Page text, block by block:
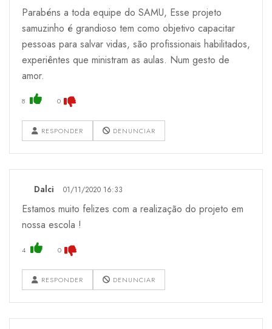
Parabéns a toda equipe do SAMU, Esse projeto
samuzinho é grandioso tem como objetivo capacitar
pessoas para salvar vidas, são profissionais habilitados,
experiêntes que ministram as aulas. Num gesto de
amor.
8 0
RESPONDER DENUNCIAR
Dalci 01/11/2020 16:33
Estamos muito felizes com a realização do projeto em
nossa escola !
4 0
RESPONDER DENUNCIAR